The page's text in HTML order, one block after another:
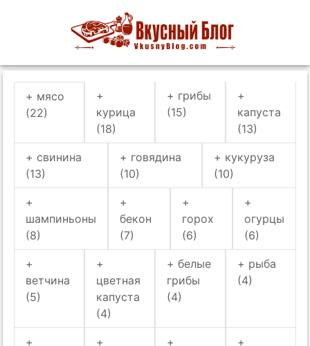
+ мясо
(22)
+
курица
(18)
+ грибы
(15)
+
капуста
(13)
+ свинина
(13)
+ говядина
(10)
+ кукуруза
(10)
+
шампиньоны
(8)
+
бекон
(7)
+
горох
(6)
+
огурцы
(6)
+
ветчина
(5)
+
цветная
капуста
(4)
+ белые
грибы
(4)
+ рыба
(4)
+
+
+
+